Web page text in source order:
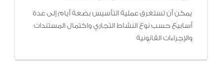
يمكن أن تستغرق عملية التأسيس بضعة أيام إلى عدة
أسابيع حسب نوع النشاط التجاري واكتمال المستندات
والإجراءات القانونية